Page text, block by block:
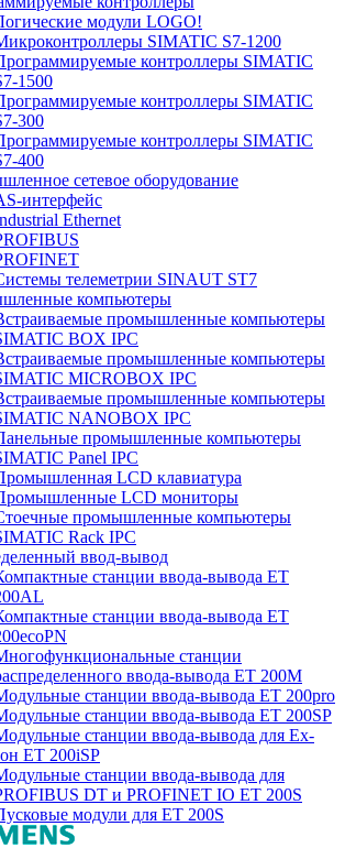
модули LOGO!
SIMATIC S7-1200
контроллеры SIMATIC
1500
контроллеры SIMATIC
300
контроллеры SIMATIC
400
сетевое оборудование
интерфейс
Ethernet
телеметрии SINAUT ST7
компьютеры
промышленные компьютеры
BOX IPC
промышленные компьютеры
MICROBOX IPC
промышленные компьютеры
NANOBOX IPC
промышленные компьютеры
Panel IPC
LCD клавиатура
LCD мониторы
промышленные компьютеры
Rack IPC
ввод-вывод
станции ввода-вывода ET
станции ввода-вывода ET
станции
ввода-вывода ET 200M
станции ввода-вывода ET 200pro
станции ввода-вывода ET 200SP
станции ввода-вывода для Ex-
ET 200iSP
станции ввода-вывода для
DT и PROFINET IO ET 200S
модули для ET 200S